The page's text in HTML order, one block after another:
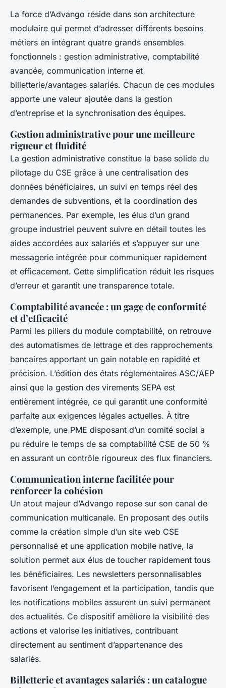
La force d’Advango réside dans son architecture
modulaire qui permet d’adresser différents besoins
métiers en intégrant quatre grands ensembles
fonctionnels : gestion administrative, comptabilité
avancée, communication interne et
billetterie/avantages salariés. Chacun de ces modules
apporte une valeur ajoutée dans la gestion
d’entreprise et la synchronisation des équipes.
Gestion administrative pour une meilleure
rigueur et fluidité
La gestion administrative constitue la base solide du
pilotage du CSE grâce à une centralisation des
données bénéficiaires, un suivi en temps réel des
demandes de subventions, et la coordination des
permanences. Par exemple, les élus d’un grand
groupe industriel peuvent suivre en détail toutes les
aides accordées aux salariés et s’appuyer sur une
messagerie intégrée pour communiquer rapidement
et efficacement. Cette simplification réduit les risques
d’erreur et garantit une transparence totale.
Comptabilité avancée : un gage de conformité
et d’efficacité
Parmi les piliers du module comptabilité, on retrouve
des automatismes de lettrage et des rapprochements
bancaires apportant un gain notable en rapidité et
précision. L’édition des états réglementaires ASC/AEP
ainsi que la gestion des virements SEPA est
entièrement intégrée, ce qui garantit une conformité
parfaite aux exigences légales actuelles. À titre
d’exemple, une PME disposant d’un comité social a
pu réduire le temps de sa comptabilité CSE de 50 %
en assurant un contrôle rigoureux des flux financiers.
Communication interne facilitée pour
renforcer la cohésion
Un atout majeur d’Advango repose sur son canal de
communication multicanale. En proposant des outils
comme la création simple d’un site web CSE
personnalisé et une application mobile native, la
solution permet aux élus de toucher rapidement tous
les bénéficiaires. Les newsletters personnalisables
favorisent l’engagement et la participation, tandis que
les notifications mobiles assurent un suivi permanent
des actualités. Ce dispositif améliore la visibilité des
actions et valorise les initiatives, contribuant
directement au sentiment d’appartenance des
salariés.
Billetterie et avantages salariés : un catalogue